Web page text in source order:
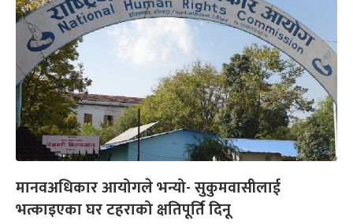
मानवअधिकार आयोगले भन्यो- सुकुमवासीलाई
भत्काइएका घर टहराको क्षतिपूर्ति दिनू